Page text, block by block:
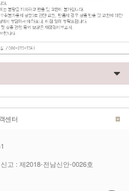
센터
고 : 제2018-전남신안-0026호